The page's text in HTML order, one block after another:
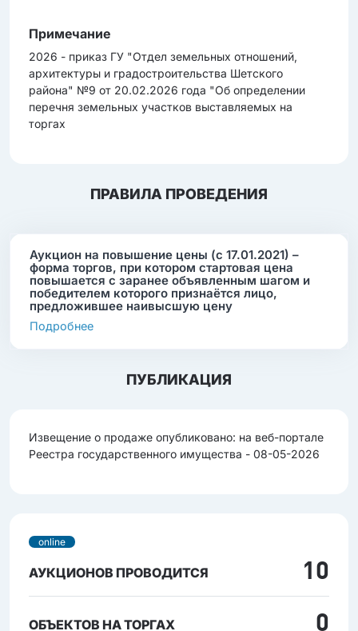
Примечание
2026 - приказ ГУ "Отдел земельных отношений,
архитектуры и градостроительства Шетского
района" №9 от 20.02.2026 года "Об определении
перечня земельных участков выставляемых на
торгах
ПРАВИЛА ПРОВЕДЕНИЯ
Аукцион на повышение цены (с 17.01.2021) –
форма торгов, при котором стартовая цена
повышается с заранее объявленным шагом и
победителем которого признаётся лицо,
предложившее наивысшую цену
Подробнее
ПУБЛИКАЦИЯ
Извещение о продаже опубликовано: на веб-портале
Реестра государственного имущества - 08-05-2026
online
АУКЦИОНОВ ПРОВОДИТСЯ 10
ОБЪЕКТОВ НА ТОРГАХ 0